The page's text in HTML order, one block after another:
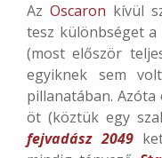
Az Oscaron kívül
tesz különbséget a
(most először
egyiknek sem
pillanatában.
öt (köztük egy
fejvadász 2049